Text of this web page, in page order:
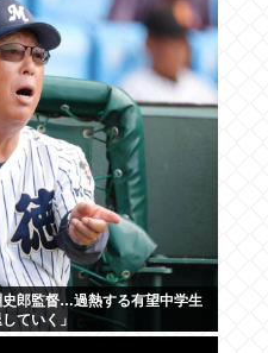
史郎監督…過熱する有望中学生
ていく」